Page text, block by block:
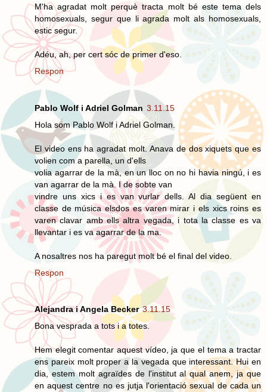
M'ha agradat molt perquè tracta molt bé este tema dels
homosexuals, segur que li agrada molt als homosexuals,
estic segur.
Adéu, ah, per cert sóc de primer d'eso.
Respon
Pablo Wolf i Adriel Golman 3.11.15
Hola som Pablo Wolf i Adriel Golman.
El video ens ha agradat molt. Anava de dos xiquets que es
volien com a parella, un d'ells
volia agarrar de la mà, en un lloc on no hi havia ningú, i es
van agarrar de la mà. I de sobte van
vindre uns xics i es van vurlar dells. Al dia següent en
classe de música elsdos es varen mirar i els xics roins es
varen clavar amb ells altra vegada, i tota la classe es va
llevantar i es va agarrar de la ma.
A nosaltres nos ha paregut molt bé el final del video.
Respon
Alejandra i Angela Becker 3.11.15
Bona vesprada a tots i a totes.
Hem elegit comentar aquest vídeo, ja que el tema a tractar
ens pareix molt proper a la vegada que interessant. Hui en
dia, estem molt agraïdes de l'institut al qual anem, ja que
en aquest centre no es jutja l'orientació sexual de cada un